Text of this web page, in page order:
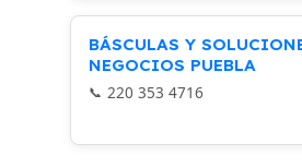
BÁSCULAS Y
NEGOCIOS PUEBLA
220 353 4716